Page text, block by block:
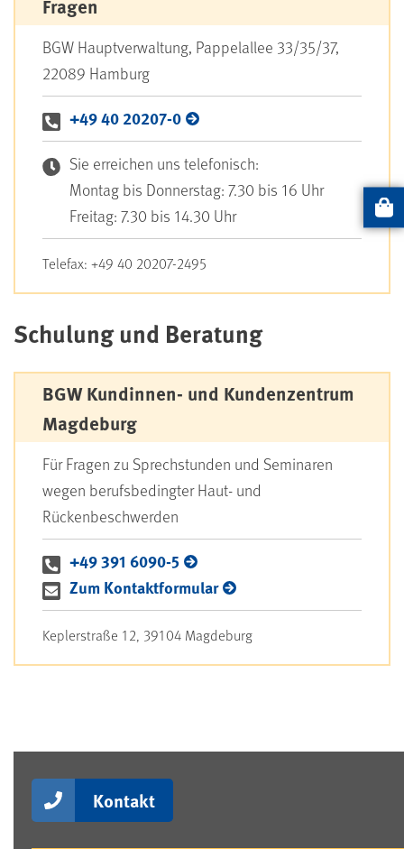
Fragen
BGW Hauptverwaltung, Pappelallee 33/35/37,
22089 Hamburg
+49 40 20207-0
Sie erreichen uns telefonisch:
Montag bis Donnerstag: 7.30 bis 16 Uhr
Freitag: 7.30 bis 14.30 Uhr
Telefax: +49 40 20207-2495
Schulung und Beratung
BGW Kundinnen- und Kundenzentrum
Magdeburg
Für Fragen zu Sprechstunden und Seminaren
wegen berufsbedingter Haut- und
Rückenbeschwerden
+49 391 6090-5
Zum Kontaktformular
Keplerstraße 12, 39104 Magdeburg
Kontakt
Artikel